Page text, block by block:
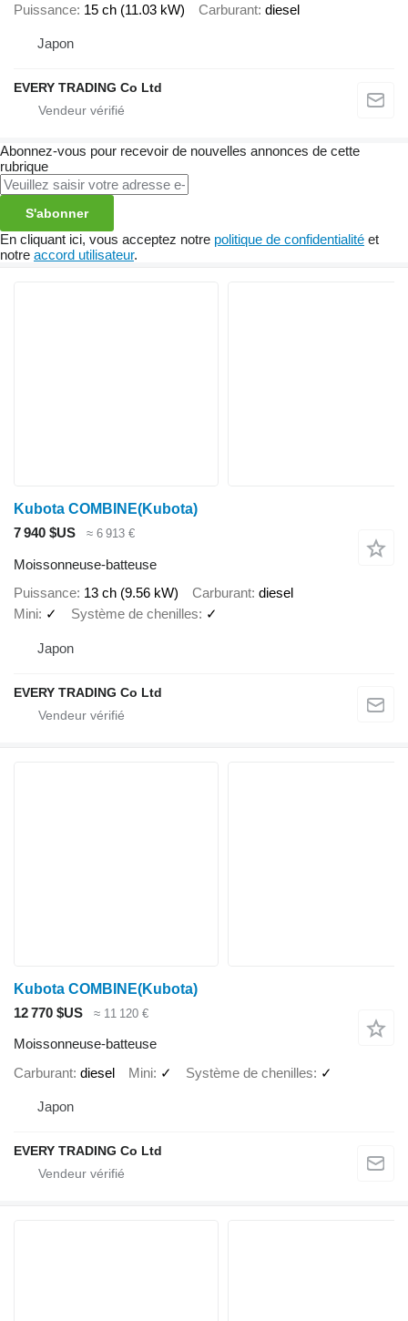
Puissance 15 ch (11.03 kW) Carburant diesel
Japon
EVERY TRADING Co Ltd
Abonnez-vous pour recevoir de nouvelles annonces de cette
rubrique
S'abonner
En cliquant ici, vous acceptez notre politique de confidentialité et
notre accord utilisateur.
Kubota COMBINE(Kubota)
7 940 $US
≈ 6 913 €
Moissonneuse-batteuse
Puissance 13 ch (9.56 kW) Carburant diesel
Mini ✓ Système de chenilles ✓
Japon
EVERY TRADING Co Ltd
Kubota COMBINE(Kubota)
12 770 $US
≈ 11 120 €
Moissonneuse-batteuse
Carburant diesel Mini ✓ Système de chenilles ✓
Japon
EVERY TRADING Co Ltd